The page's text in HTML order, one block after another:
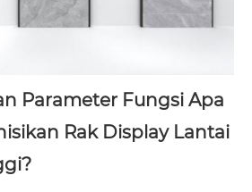
Parameter Fungsi Apa
Rak Display Lantai